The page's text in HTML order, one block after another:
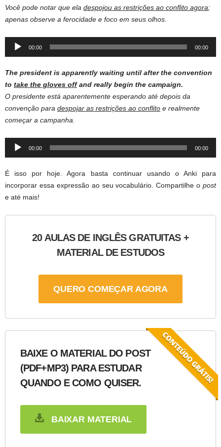
Você pode notar que ela despojou as restrições ao conflito agora;
apenas observe a ferocidade e foco em seus olhos.
Audio
00:00 00:00
The president is apparently waiting until after the convention
to take the gloves offand really begin the campaign.
O presidente está aparentemente esperando até depois da
convenção para despojar as restrições ao conflito e realmente
começar a campanha.
Audio
00:00 00:00
É isso por hoje. Agora basta continuar usando o Anki para
incorporar essa expressão ao seu vocabulário. Compartilhe o post
e até mais!
20 AULAS DE INGLÊS GRATUITAS +
MATERIAL DE ESTUDOS
QUERO COMEÇAR AGORA
BAIXE O MATERIAL DO POST
(PDF+MP3) PARA ESTUDAR
QUANDO E COMO QUISER.
BAIXAR MATERIAL